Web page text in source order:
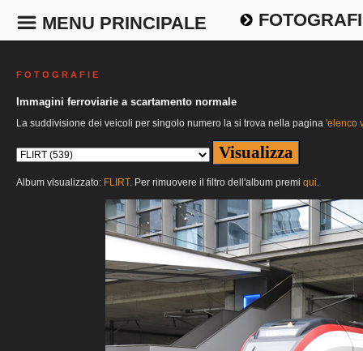
MENU PRINCIPALE
F O T O G R A F I E
Immagini ferroviarie a scartamento normale
La suddivisione dei veicoli per singolo numero la si trova nella pagina 'elenco
Album visualizzato: FLIRT. Per rimuovere il filtro dell'album premi qui.